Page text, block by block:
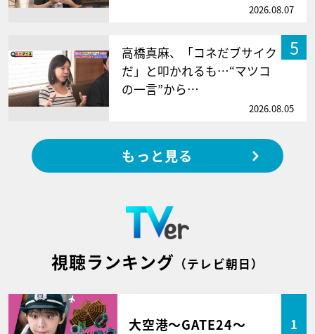
2026.08.07
5
高橋真麻、「コネだブサイク
だ」と叩かれるも…“マツコ
の一言”から…
2026.08.05
もっと見る
視聴ランキング （テレビ朝日）
大空港～GATE24～ 1